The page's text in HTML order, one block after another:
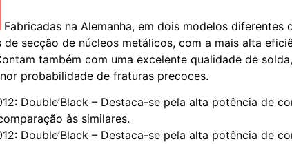
Fabricadas na Alemanha, em dois modelos
de secção de núcleos metálicos, com a mais alta
também com uma excelente qualidade de
probabilidade de fraturas precoces.
Double’Black – Destaca-se pela alta potência de
às similares.
Double’Black – Destaca-se pela alta potência de